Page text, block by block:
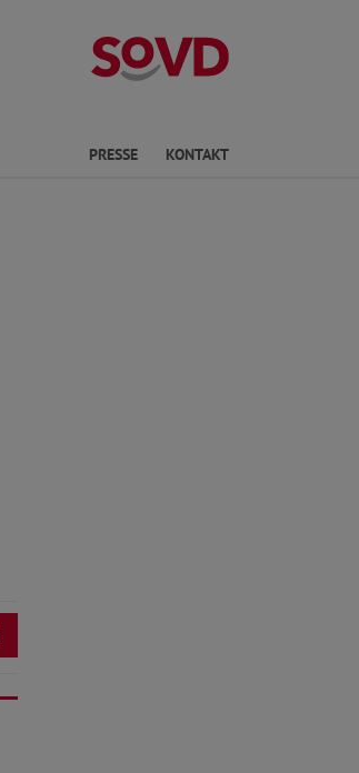
Landesverband
PRESSE KONTAKT